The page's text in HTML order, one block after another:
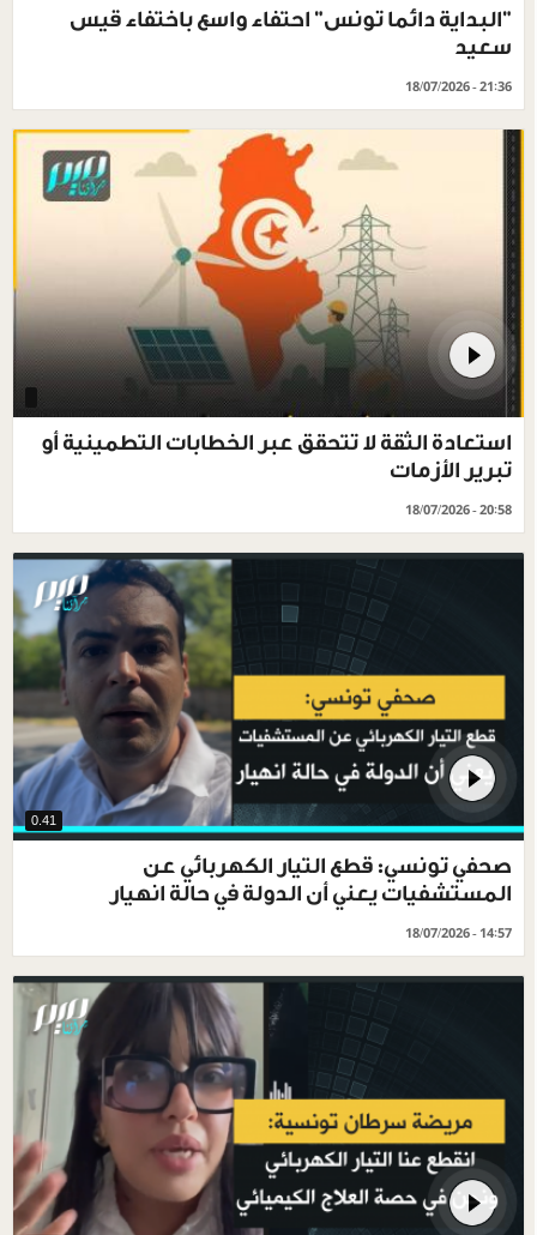
"البداية دائما تونس" احتفاء واسع باختفاء قيس
سعيد
18/07/2026 - 21:36
استعادة الثقة لا تتحقق عبر الخطابات التطمينية أو
تبرير الأزمات
18/07/2026 - 20:58
0.41
صحفي تونسي: قطع التيار الكهربائي عن
المستشفيات يعني أن الدولة في حالة انهيار
18/07/2026 - 14:57